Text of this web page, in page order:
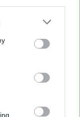
or more Google
You may click to
party tags to
in below Google